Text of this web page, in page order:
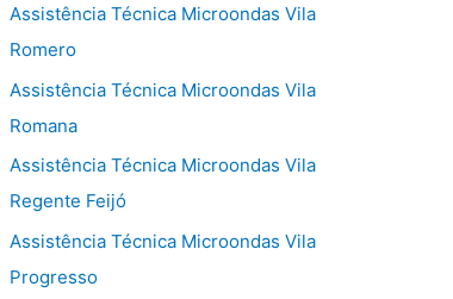
Assistência Técnica Microondas Vila
Romero
Assistência Técnica Microondas Vila
Romana
Assistência Técnica Microondas Vila
Regente Feijó
Assistência Técnica Microondas Vila
Progresso